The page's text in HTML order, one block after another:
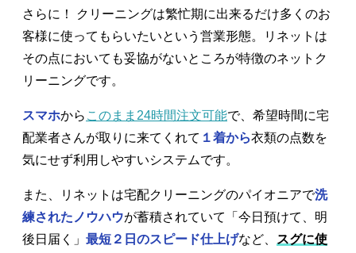
さらに！ クリーニングは繁忙期に出来るだけ多くのお
客様に使ってもらいたいという営業形態。リネットは
その点においても妥協がないところが特徴のネットク
リーニングです。
スマホから このまま24時間注文可能で、希望時間に宅
配業者さんが取りに来てくれて １着から衣類の点数を
気にせず利用しやすいシステムです。
また、リネットは宅配クリーニングのパイオニアで洗
練されたノウハウが蓄積されていて「今日預けて、明
後日届く」 最短２日のスピード仕上げなど、
スグに使